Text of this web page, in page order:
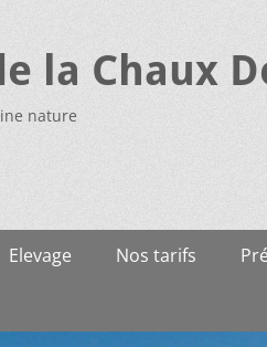
la Chaux
nature
Elevage Nos tarifs